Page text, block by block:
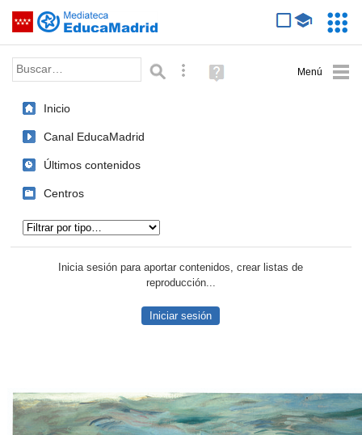
Saltar navegación
Palabra o frase: Búsqueda avanzada
Ayuda
(en
Inicio
Canal EducaMadrid
Últimos contenidos
Centros
Inicia sesión para aportar contenidos, crear listas de
reproducción...
Iniciar sesión